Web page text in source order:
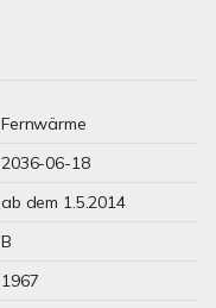
Fernwärme
2036-06-18
ab dem 1.5.2014
B
1967